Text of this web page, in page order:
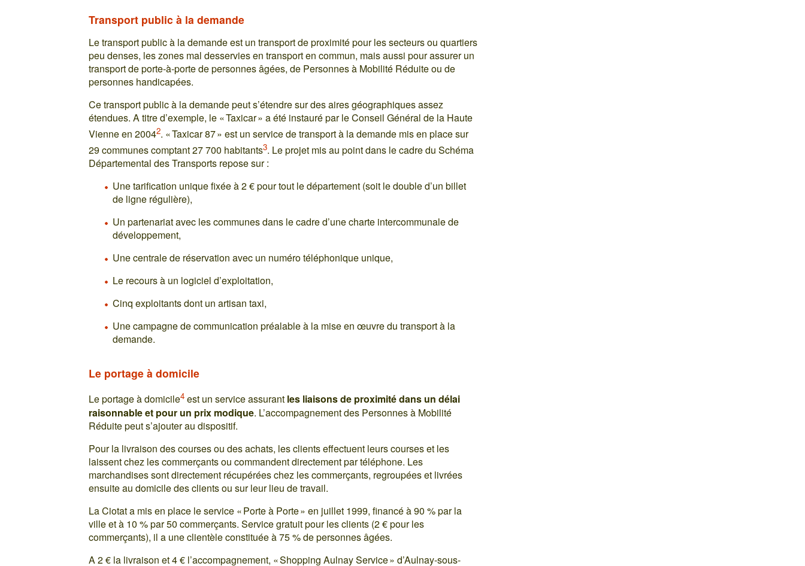
Transport public à la demande
Le transport public à la demande est un transport de proximité pour les secteurs ou quartiers
peu denses, les zones mal desservies en transport en commun, mais aussi pour assurer un
transport de porte-à-porte de personnes âgées, de Personnes à Mobilité Réduite ou de
personnes handicapées.
Ce transport public à la demande peut s’étendre sur des aires géographiques assez
étendues. A titre d’exemple, le « Taxicar » a été instauré par le Conseil Général de la Haute
Vienne en 20042. « Taxicar 87 » est un service de transport à la demande mis en place sur
29 communes comptant 27 700 habitants3. Le projet mis au point dans le cadre du Schéma
Départemental des Transports repose sur :
Une tarification unique fixée à 2 € pour tout le département (soit le double d’un billet
de ligne régulière),
Un partenariat avec les communes dans le cadre d’une charte intercommunale de
développement,
Une centrale de réservation avec un numéro téléphonique unique,
Le recours à un logiciel d’exploitation,
Cinq exploitants dont un artisan taxi,
Une campagne de communication préalable à la mise en œuvre du transport à la
demande.
Le portage à domicile
Le portage à domicile4 est un service assurant les liaisons de proximité dans un délai
raisonnable et pour un prix modique. L’accompagnement des Personnes à Mobilité
Réduite peut s’ajouter au dispositif.
Pour la livraison des courses ou des achats, les clients effectuent leurs courses et les
laissent chez les commerçants ou commandent directement par téléphone. Les
marchandises sont directement récupérées chez les commerçants, regroupées et livrées
ensuite au domicile des clients ou sur leur lieu de travail.
La Ciotat a mis en place le service « Porte à Porte » en juillet 1999, financé à 90 % par la
ville et à 10 % par 50 commerçants. Service gratuit pour les clients (2 € pour les
commerçants), il a une clientèle constituée à 75 % de personnes âgées.
A 2 € la livraison et 4 € l’accompagnement, « Shopping Aulnay Service » d’Aulnay-sous-